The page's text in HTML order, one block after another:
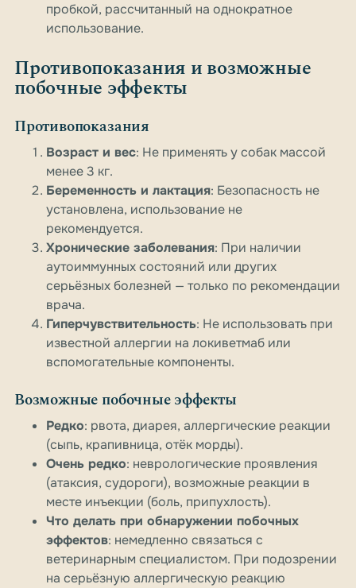
пробкой, рассчитанный на однократное
использование.
Противопоказания и возможные
побочные эффекты
Противопоказания
Возраст и вес: Не применять у собак массой
менее 3 кг.
Беременность и лактация: Безопасность не
установлена, использование не
рекомендуется.
Хронические заболевания: При наличии
аутоиммунных состояний или других
серьёзных болезней — только по рекомендации
врача.
Гиперчувствительность: Не использовать при
известной аллергии на локиветмаб или
вспомогательные компоненты.
Возможные побочные эффекты
Редко: рвота, диарея, аллергические реакции
(сыпь, крапивница, отёк морды).
Очень редко: неврологические проявления
(атаксия, судороги), возможные реакции в
месте инъекции (боль, припухлость).
Что делать при обнаружении побочных
эффектов: немедленно связаться с
ветеринарным специалистом. При подозрении
на серьёзную аллергическую реакцию